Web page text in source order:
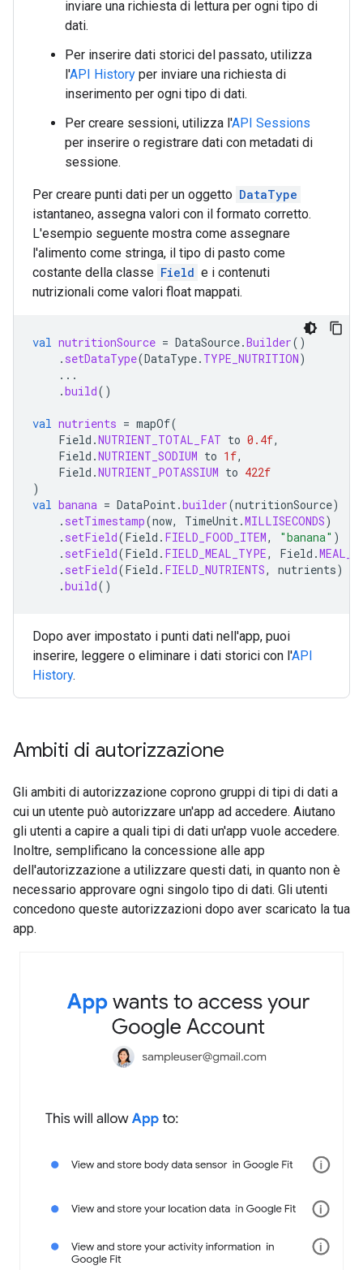
inviare una richiesta di lettura per ogni tipo di
dati.
Per inserire dati storici del passato, utilizza
l'API History per inviare una richiesta di
inserimento per ogni tipo di dati.
Per creare sessioni, utilizza l'API Sessions
per inserire o registrare dati con metadati di
sessione.
Per creare punti dati per un oggetto DataType
istantaneo, assegna valori con il formato corretto.
L'esempio seguente mostra come assegnare
l'alimento come stringa, il tipo di pasto come
costante della classe Field e i contenuti
nutrizionali come valori float mappati.
val nutritionSource = DataSource.Builder()
. setDataType(DataType. TYPE_NUTRITION)
...
.build()
val nutrients = mapOf(
Field .NUTRIENT_TOTAL_FAT to 0.4f,
Field .NUTRIENT_SODIUM to 1f,
Field .NUTRIENT_POTASSIUM to 422f
)
val banana = DataPoint.builder(nutritionSource)
. setTimestamp(now, TimeUnit.MILLISECONDS)
. setField(Field . FIELD_FOOD_ITEM, "banana" )
. setField(Field . FIELD_MEAL_TYPE, Field .
. setField(Field . FIELD_NUTRIENTS, nutrients)
.build()
Dopo aver impostato i punti dati nell'app, puoi
inserire, leggere o eliminare i dati storici con l'API
History.
Ambiti di autorizzazione
Gli ambiti di autorizzazione coprono gruppi di tipi di dati a
cui un utente può autorizzare un'app ad accedere. Aiutano
gli utenti a capire a quali tipi di dati un'app vuole accedere.
Inoltre, semplificano la concessione alle app
dell'autorizzazione a utilizzare questi dati, in quanto non è
necessario approvare ogni singolo tipo di dati. Gli utenti
concedono queste autorizzazioni dopo aver scaricato la tua
app.